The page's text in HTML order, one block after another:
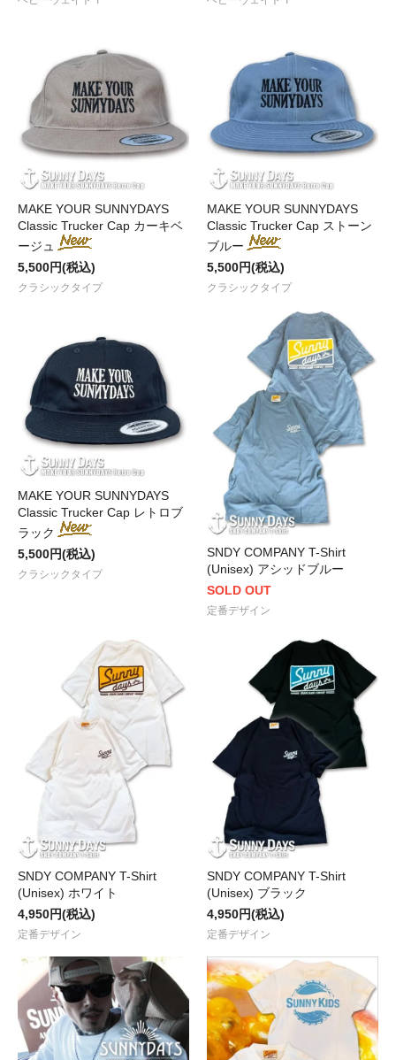
MAKE YOUR SUNNYDAYS
Classic Trucker Cap カーキベ
ージュ
5,500円(税込)
クラシックタイプ
MAKE YOUR SUNNYDAYS
Classic Trucker Cap ストーン
ブルー
5,500円(税込)
クラシックタイプ
MAKE YOUR SUNNYDAYS
Classic Trucker Cap レトロブ
ラック
5,500円(税込)
クラシックタイプ
SNDY COMPANY T-Shirt
(Unisex) アシッドブルー
SOLD OUT
定番デザイン
SNDY COMPANY T-Shirt
(Unisex) ホワイト
4,950円(税込)
定番デザイン
SNDY COMPANY T-Shirt
(Unisex) ブラック
4,950円(税込)
定番デザイン